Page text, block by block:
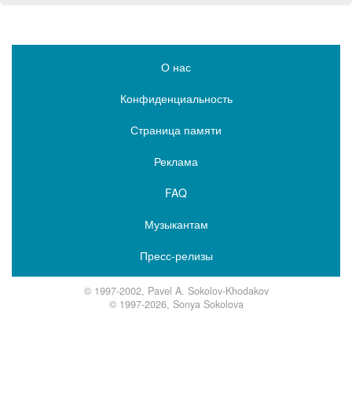
О нас
Конфиденциальность
Страница памяти
Реклама
FAQ
Музыкантам
Пресс-релизы
© 1997-2002, Pavel A. Sokolov-Khodakov
© 1997-2026, Sonya Sokolova